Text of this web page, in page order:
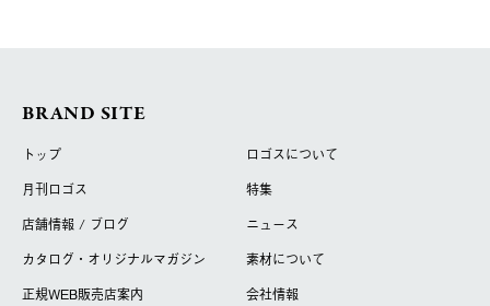
BRAND SITE
トップ
ロゴスについて
月刊ロゴス
特集
店舗情報 / ブログ
ニュース
カタログ・オリジナルマガジン
素材について
正規WEB販売店案内
会社情報